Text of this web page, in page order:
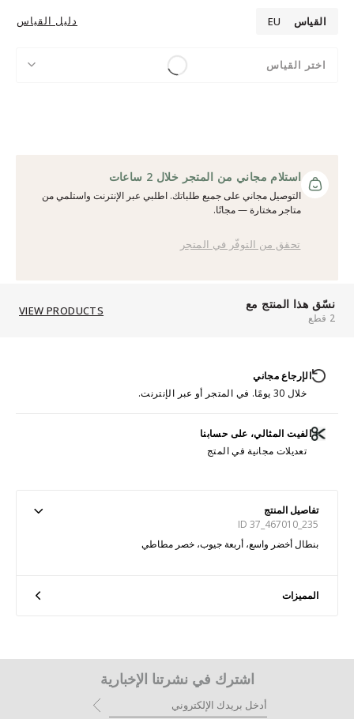
القياس EU دليل القياس
اختر القياس
استلام مجاني من المتجر خلال 2 ساعات
التوصيل مجاني على جميع طلباتك. اطلبي عبر الإنترنت واستلمي من
متاجر مختارة — مجانًا.
تحقق من التوفّر في المتجر
نسّق هذا المنتج مع
2 قطع
VIEW PRODUCTS
الإرجاع مجاني
خلال 30 يومًا. في المتجر أو عبر الإنترنت.
الفيت المثالي، على حسابنا
تعديلات مجانية في المتج
تفاصيل المنتج
ID 37_467010_235
بنطال أخضر واسع، أربعة جيوب، خصر مطاطي
المميزات
اشترك في نشرتنا الإخبارية